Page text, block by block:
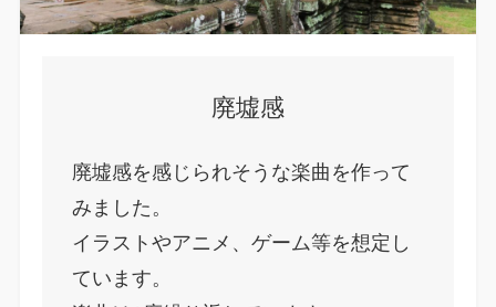
廃墟感
廃墟感を感じられそうな楽曲を作って
みました。
イラストやアニメ、ゲーム等を想定し
ています。